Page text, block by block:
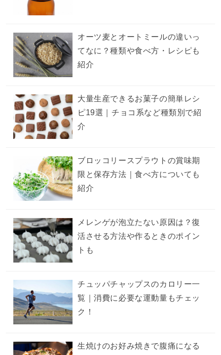
オーツ麦とオートミールの違いっ
てなに？種類や食べ方・レシピも
紹介
大量生産できるお菓子の簡単レシ
ピ19選｜チョコ系など種類別で紹
介
ブロッコリースプラウトの賞味期
限と保存方法｜食べ方についても
紹介
メレンゲが泡立たない原因は？復
活させる方法や作るときのポイン
トも
チュッパチャップスのカロリー一
覧｜消費に必要な運動量もチェッ
ク！
生焼けのお好み焼きで腹痛になる